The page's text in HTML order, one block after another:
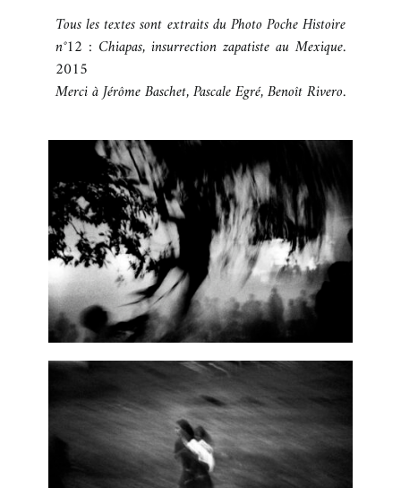
Tous les textes sont extraits du Photo Poche Histoire
n°12 : Chiapas, insurrection zapatiste au Mexique.
2015
Merci à Jérôme Baschet, Pascale Egré, Benoît Rivero.